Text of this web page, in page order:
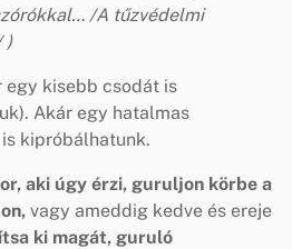
/A tűzvédelmi
)
egy kisebb csodát is
Akár egy hatalmas
kipróbálhatunk.
aki úgy érzi, guruljon körbe a
vagy ameddig kedve és ereje
ki magát, guruló